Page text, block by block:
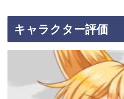
キャラクター評価